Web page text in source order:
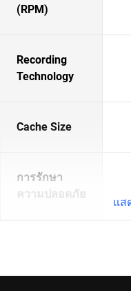
(RPM)
Recording
Technology
Cache Size
การรักษา
ความปลอดภัย
แส